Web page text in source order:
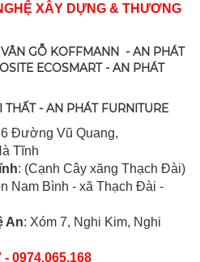
XÂY DỰNG & THƯƠNG
GỖ KOFFMANN - AN PHÁT
ECOSMART - AN PHÁT
- AN PHÁT FURNITURE
Đường Vũ Quang,
Tĩnh
: (Cạnh Cây xăng Thạch Đài)
Nam Bình - xã Thạch Đài -
An: Xóm 7, Nghi Kim, Nghi
- 0974.065.168